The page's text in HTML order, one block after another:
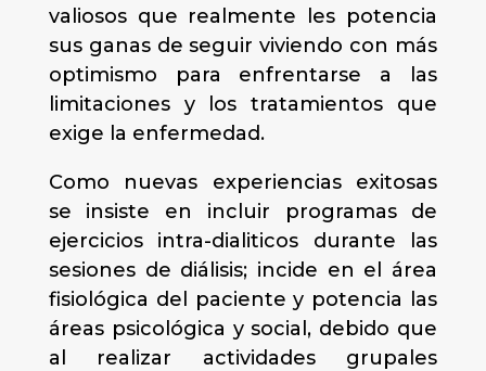
valiosos que realmente les potencia
sus ganas de seguir viviendo con más
optimismo para enfrentarse a las
limitaciones y los tratamientos que
exige la enfermedad.
Como nuevas experiencias exitosas
se insiste en incluir programas de
ejercicios intra-dialiticos durante las
sesiones de diálisis; incide en el área
fisiológica del paciente y potencia las
áreas psicológica y social, debido que
al realizar actividades grupales